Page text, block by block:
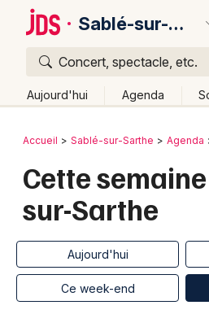
Sablé-sur-Sarthe
Concert, spectacle, etc.
Aujourd'hui Agenda
Publier un événement
Grands événements
Activité & Expérience
Bordeaux
Colmar
Lille
Lyon
Marseille
Retour
Accueil Sablé-sur-Sarthe Agenda
Cette
sur-Sarthe
Aujourd'hui
Ce week-end
Quoi ?
Où ?
Pays de la Loire
Partout Près
Quand ?
Aujourd'hui
Demain Ce